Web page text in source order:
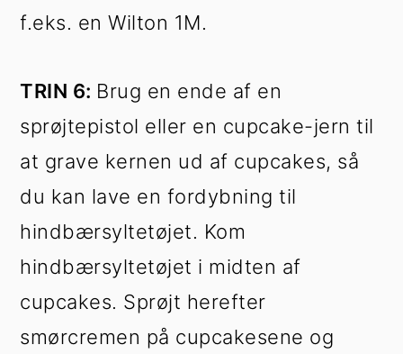
f.eks. en Wilton 1M.
TRIN 6: Brug en ende af en
sprøjtepistol eller en cupcake-jern til
at grave kernen ud af cupcakes, så
du kan lave en fordybning til
hindbærsyltetøjet. Kom
hindbærsyltetøjet i midten af
cupcakes. Sprøjt herefter
smørcremen på cupcakesene og